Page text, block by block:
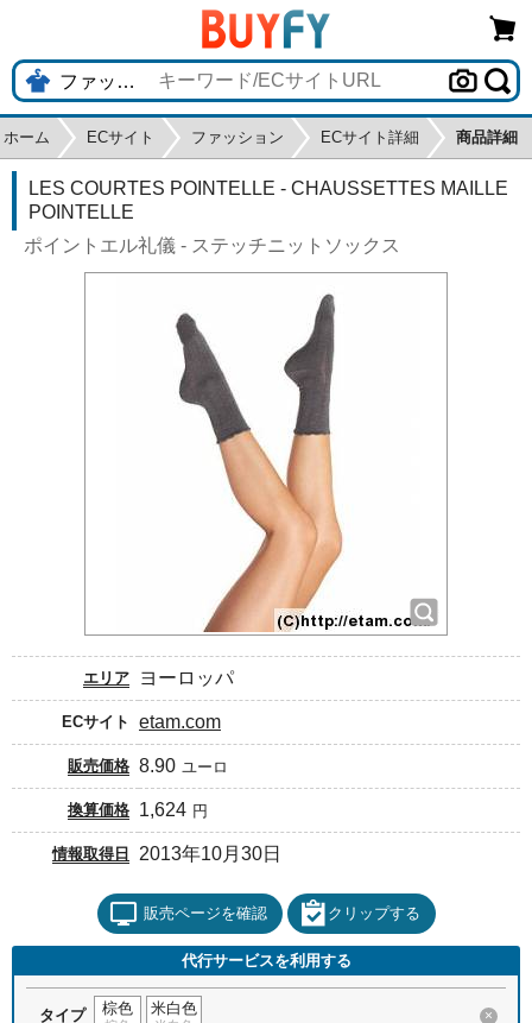
ホーム ECサイト ファッション ECサイト詳細 商品詳細
LES COURTES POINTELLE - CHAUSSETTES MAILLE
POINTELLE
ポイントエル礼儀 - ステッチニットソックス
エリア ヨーロッパ
ECサイト etam.com
販売価格 8.90 ユーロ
換算価格 1,624 円
情報取得日 2013年10月30日
販売ページを確認 クリップする
代行サービスを利用する
タイプ 棕色 米白色 ×